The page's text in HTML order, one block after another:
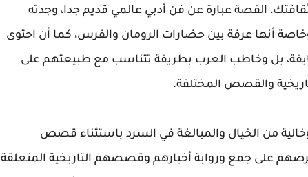
القصة عبارة عن فن أدبي عالمي قديم جدا، وجدته
أنها عرفة بين حضارات الرومان والفرس، كما أن احتوى
بل وخاطب العرب بطريقة تتناسب مع طبيعتهم على
والقصص المختلفة.
من الخيال والمبالغة في السرد باستثناء قصص
على جمع ورواية أخبارهم وقصصهم التاريخية المتعلقة